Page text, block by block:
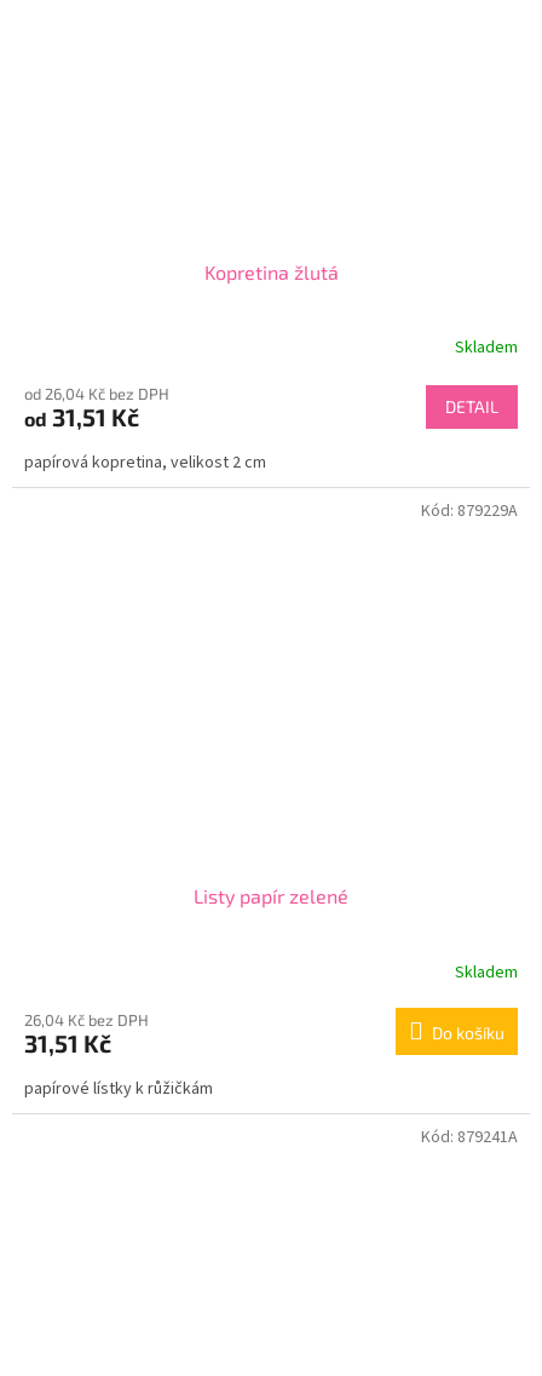
Kopretina žlutá
Skladem
od 26,04 Kč bez DPH
od 31,51 Kč DETAIL
papírová kopretina, velikost 2 cm
Listy papír zelené
Skladem
26,04 Kč bez DPH
31,51 Kč Do košíku
papírové lístky k růžičkám
Kód: 879229A
Kód: 879241A